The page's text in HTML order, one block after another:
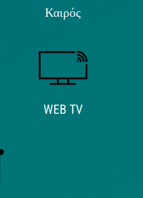
Καιρός
WEB TV